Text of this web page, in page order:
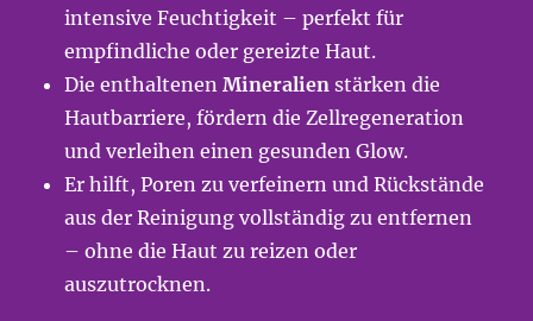
intensive Feuchtigkeit – perfekt für
empfindliche oder gereizte Haut.
Die enthaltenenMineralien stärken die
Hautbarriere, fördern die Zellregeneration
und verleihen einen gesunden Glow.
Er hilft, Poren zu verfeinern und Rückstände
aus der Reinigung vollständig zu entfernen
– ohne die Haut zu reizen oder
auszutrocknen.